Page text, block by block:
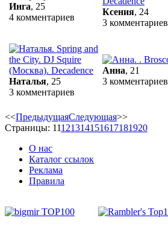
Инга, 25
4 комментариев
Ксения, 24
3 комментариев
Наталья, 25
3 комментариев
Анна, 21
3 комментариев
<<ПредыдущаяСледующая>>
Страницы: 11121314151617181920
О нас
Каталог ссылок
Реклама
Правила